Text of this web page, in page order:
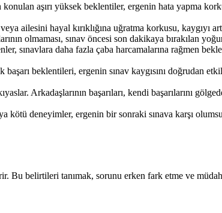
aşırı yüksek beklentiler, ergenin hata yapma
veya ailesini hayal kırıklığına uğratma korkusu,
olmaması, sınav öncesi son dakikaya bırakılan
sınavlara daha fazla çaba harcamalarına rağmen
beklentileri, ergenin sınav kaygısını doğrudan
Arkadaşlarının başarıları, kendi başarılarını
kötü deneyimler, ergenin bir sonraki sınava karşı
Bu belirtileri tanımak, sorunu erken fark etme ve